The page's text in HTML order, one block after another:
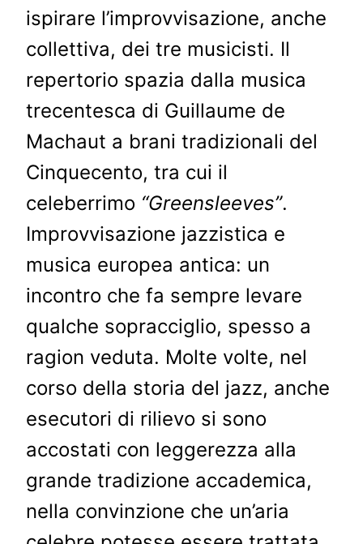
ispirare l’improvvisazione, anche
collettiva, dei tre musicisti. Il
repertorio spazia dalla musica
trecentesca di Guillaume de
Machaut a brani tradizionali del
Cinquecento, tra cui il
celeberrimo “Greensleeves”.
Improvvisazione jazzistica e
musica europea antica: un
incontro che fa sempre levare
qualche sopracciglio, spesso a
ragion veduta. Molte volte, nel
corso della storia del jazz, anche
esecutori di rilievo si sono
accostati con leggerezza alla
grande tradizione accademica,
nella convinzione che un’aria